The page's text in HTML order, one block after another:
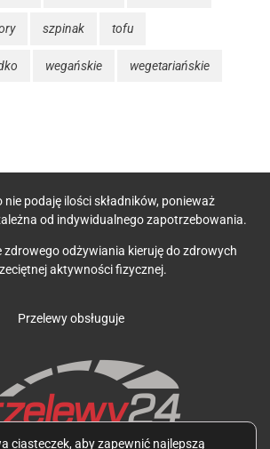
szpinak tofu
wegańskie wegetariańskie
podaję ilości składników, ponieważ
od indywidualnego zapotrzebowania.
zdrowego odżywiania kieruję do zdrowych
aktywności fizycznej.
Przelewy obsługuje
ciasteczek, aby zapewnić najlepszą